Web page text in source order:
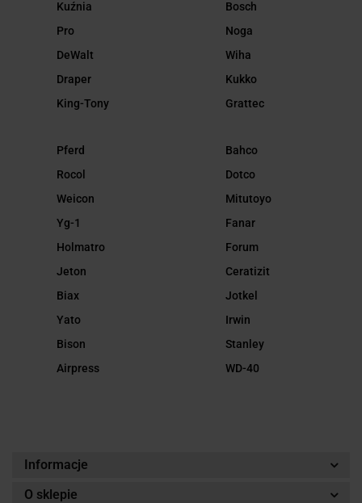
Kuźnia
Pro
DeWalt
Draper
King-Tony
Bosch
Noga
Wiha
Kukko
Grattec
Pferd
Rocol
Weicon
Yg-1
Holmatro
Jeton
Biax
Yato
Bison
Airpress
Bahco
Dotco
Mitutoyo
Fanar
Forum
Ceratizit
Jotkel
Irwin
Stanley
WD-40
Informacje
O sklepie